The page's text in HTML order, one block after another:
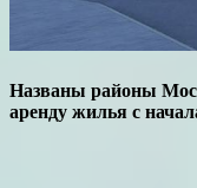
Названы районы
аренду жилья с